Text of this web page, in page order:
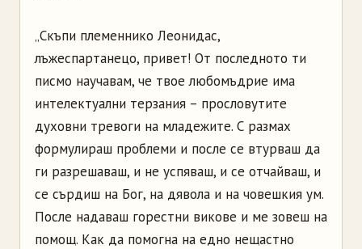
„Скъпи племеннико Леонидас,
лъжеспартанецо, привет! От последното ти
писмо научавам, че твое любомъдрие има
интелектуални терзания – прословутите
духовни тревоги на младежите. С размах
формулираш проблеми и после се втурваш да
ги разрешаваш, и не успяваш, и се отчайваш, и
се сърдиш на Бог, на дявола и на човешкия ум.
После надаваш горестни викове и ме зовеш на
помощ. Как да помогна на едно нещастно